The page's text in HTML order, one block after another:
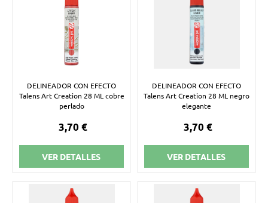
DELINEADOR CON EFECTO
Talens Art Creation 28 ML cobre
perlado
3,70 €
VER DETALLES
DELINEADOR CON EFECTO
Talens Art Creation 28 ML negro
elegante
3,70 €
VER DETALLES